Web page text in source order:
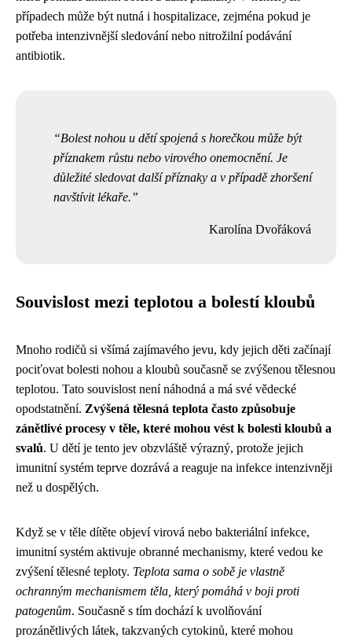
případech může být nutná i hospitalizace, zejména pokud je
potřeba intenzivnější sledování nebo nitrožilní podávání
antibiotik.
Bolest nohou u dětí spojená s horečkou může být
příznakem růstu nebo virového onemocnění. Je
důležité sledovat další příznaky a v případě zhoršení
navštívit lékaře.
Karolína Dvořáková
Souvislost mezi teplotou a bolestí kloubů
Mnoho rodičů si všímá zajímavého jevu, kdy jejich děti začínají
pociťovat bolesti nohou a kloubů současně se zvýšenou tělesnou
teplotou. Tato souvislost není náhodná a má své vědecké
opodstatnění. Zvýšená tělesná teplota často způsobuje
zánětlivé procesy v těle, které mohou vést k bolesti kloubů a
svalů. U dětí je tento jev obzvláště výrazný, protože jejich
imunitní systém teprve dozrává a reaguje na infekce intenzivněji
než u dospělých.
Když se v těle dítěte objeví virová nebo bakteriální infekce,
imunitní systém aktivuje obranné mechanismy, které vedou ke
zvýšení tělesné teploty. Teplota sama o sobě je vlastně
ochranným mechanismem těla, který pomáhá v boji proti
patogenům. Současně s tím dochází k uvolňování
prozánětlivých látek, takzvaných cytokinů, které mohou